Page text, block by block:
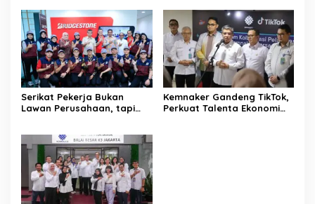
Serikat Pekerja Bukan
Lawan Perusahaan, tapi
Kemnaker Gandeng TikTok,
Perkuat Talenta Ekonomi